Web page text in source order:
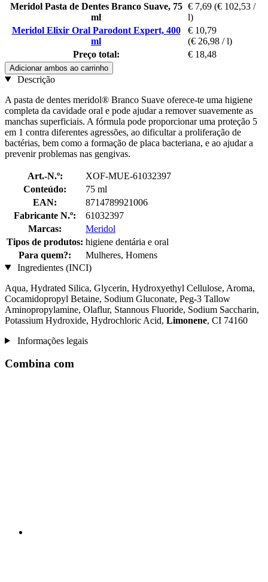
Meridol Pasta de Dentes Branco Suave, 75
ml
€ 7,69 (€ 102,53 /
l)
Meridol Elixir Oral Parodont Expert, 400
ml
€ 10,79
(€ 26,98 / l)
Preço total:
€ 18,48
Adicionar ambos ao carrinho
Descrição
A pasta de dentes meridol® Branco Suave oferece-te uma higiene
completa da cavidade oral e pode ajudar a remover suavemente as
manchas superficiais. A fórmula pode proporcionar uma proteção 5
em 1 contra diferentes agressões, ao dificultar a proliferação de
bactérias, bem como a formação de placa bacteriana, e ao ajudar a
prevenir problemas nas gengivas.
Art.-N.º:
XOF-MUE-61032397
Conteúdo:
75 ml
EAN:
8714789921006
Fabricante N.º:
61032397
Marcas:
Meridol
Tipos de produtos: higiene dentária e oral
Para quem?:
Mulheres, Homens
Ingredientes (INCI)
Aqua, Hydrated Silica, Glycerin, Hydroxyethyl Cellulose, Aroma,
Cocamidopropyl Betaine, Sodium Gluconate, Peg-3 Tallow
Aminopropylamine, Olaflur, Stannous Fluoride, Sodium Saccharin,
Potassium Hydroxide, Hydrochloric Acid, Limonene, CI 74160
Informações legais
Combina com